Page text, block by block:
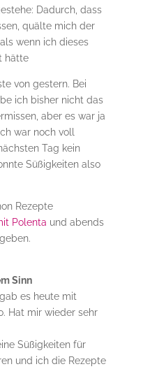
Dadurch, dass
quälte mich der
wenn ich dieses
hätte
von gestern. Bei
ich bisher nicht das
aber es war ja
war noch voll
Tag kein
Süßigkeiten also
Rezepte
Polenta und abends
Sinn
es heute mit
Hat mir wieder sehr
Süßigkeiten für
und ich die Rezepte